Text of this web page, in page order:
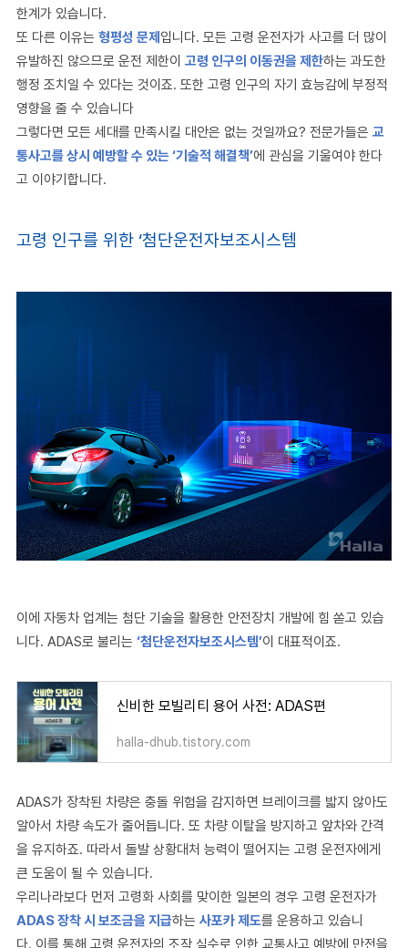
한계가 있습니다.
또 다른 이유는 형평성 문제 입니다. 모든 고령 운전자가 사고를 더 많이
유발하진 않으므로 운전 제한이 고령 인구의 이동권을 제한하는 과도한
행정 조치일 수 있다는 것이죠. 또한 고령 인구의 자기 효능감에 부정적
영향을 줄 수 있습니다
그렇다면 모든 세대를 만족시킬 대안은 없는 것일까요? 전문가들은 교
통사고를 상시 예방할 수 있는‘기술적 해결책’에 관심을 기울여야 한다
고 이야기합니다.
고령 인구를 위한 ‘첨단운전자보조시스템
이에 자동차 업계는 첨단 기술을 활용한 안전장치 개발에 힘 쏟고 있습
니다. ADAS로 불리는 ‘첨단운전자보조시스템’이 대표적이죠.
신비한 모빌리티 용어 사전: ADAS편
halla-dhub.tistory.com
ADAS가 장착된 차량은 충돌 위험을 감지하면 브레이크를 밟지 않아도
알아서 차량 속도가 줄어듭니다. 또 차량 이탈을 방지하고 앞차와 간격
을 유지하죠. 따라서 돌발 상황대처 능력이 떨어지는 고령 운전자에게
큰 도움이 될 수 있습니다.
우리나라보다 먼저 고령화 사회를 맞이한 일본의 경우 고령 운전자가
ADAS장착 시 보조금을 지급하는 사포카 제도를 운용하고 있습니
다. 이를 통해 고령 운전자의 조작 실수로 인한 교통사고 예방에 만전을